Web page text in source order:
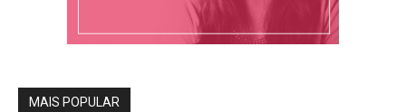
MAIS POPULAR